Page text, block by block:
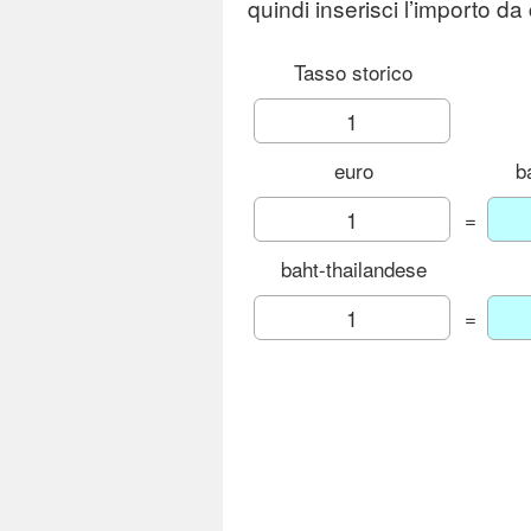
quindi inserisci l’importo
Tasso storico
euro
=
baht-thailandese
=